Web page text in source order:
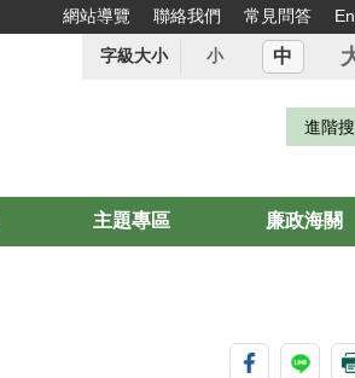
網站導覽 聯絡我們 常見問答
字級大小 小 中
主題專區 廉政海關